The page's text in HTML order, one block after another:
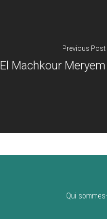
Previous Post
El Machkour Meryem
Qui